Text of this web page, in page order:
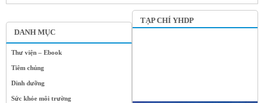
DANH MỤC
Thư viện – Ebook
Tiêm chủng
Dinh dưỡng
Sức khỏe môi trường
TẠP CHÍ YHDP